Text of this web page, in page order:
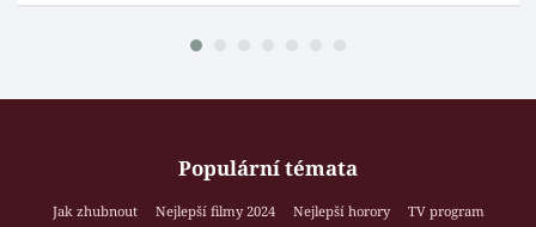
Populární témata
Jak zhubnout Nejlepší filmy 2024 Nejlepší horory
TV program